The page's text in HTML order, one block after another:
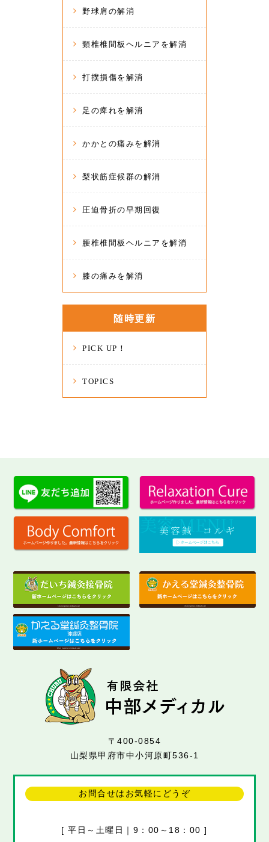
野球肩の解消
頸椎椎間板ヘルニアを解消
打撲損傷を解消
足の痺れを解消
かかとの痛みを解消
梨状筋症候群の解消
圧迫骨折の早期回復
腰椎椎間板ヘルニアを解消
膝の痛みを解消
随時更新
PICK UP！
TOPICS
〒400-0854
山梨県甲府市中小河原町536-1
お問合せはお気軽にどうぞ
[ 平日～土曜日｜9：00～18：00 ]